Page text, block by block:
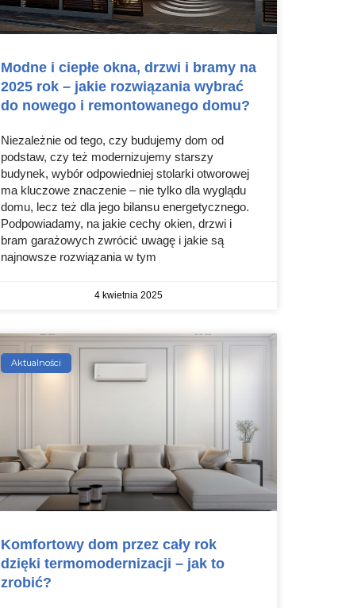
Modne i ciepłe okna, drzwi i bramy na
2025 rok – jakie rozwiązania wybrać
do nowego i remontowanego domu?
Niezależnie od tego, czy budujemy dom od
podstaw, czy też modernizujemy starszy
budynek, wybór odpowiedniej stolarki otworowej
ma kluczowe znaczenie – nie tylko dla wyglądu
domu, lecz też dla jego bilansu energetycznego.
Podpowiadamy, na jakie cechy okien, drzwi i
bram garażowych zwrócić uwagę i jakie są
najnowsze rozwiązania w tym
4 kwietnia 2025
Aktualności
Komfortowy dom przez cały rok
dzięki termomodernizacji – jak to
zrobić?